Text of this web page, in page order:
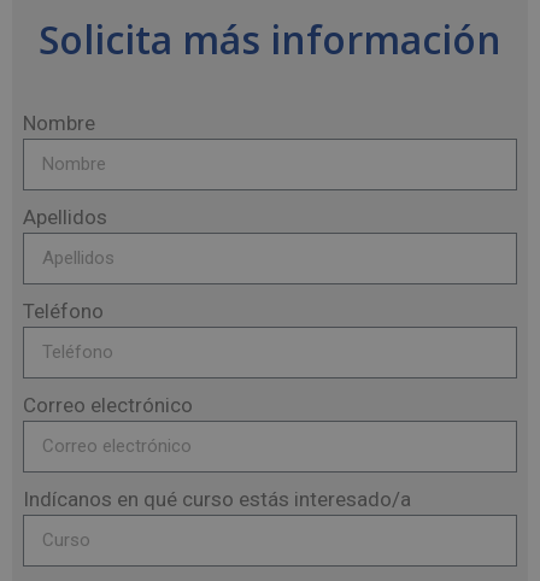
Solicita más información
Nombre
Apellidos
Teléfono
Correo electrónico
Indícanos en qué curso estás interesado/a